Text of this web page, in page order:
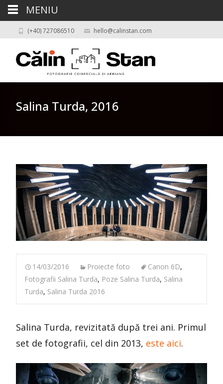
(+40) 727086510 hello@calinstan.com
Salina Turda, 2016
14/03/2016 Proiecte foto Canon 6D,
Fotografii Salina Turda, Poze Salina Turda, Salina
Turda, Salina Turda 2016
Salina Turda, revizitată după trei ani. Primul
set de fotografii, cel din 2013, este aici.
MENIU